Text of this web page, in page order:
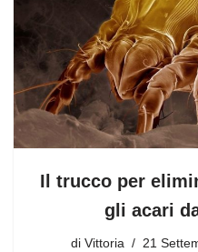
Il trucco per
gli acari
di Vittoria 21